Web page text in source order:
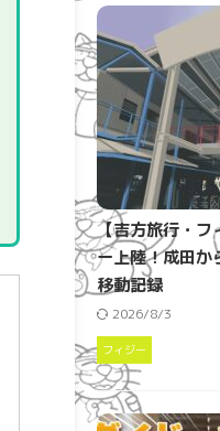
【吉方旅行・
ー上陸！成田か
移動記録
2026/8/3
フィジー